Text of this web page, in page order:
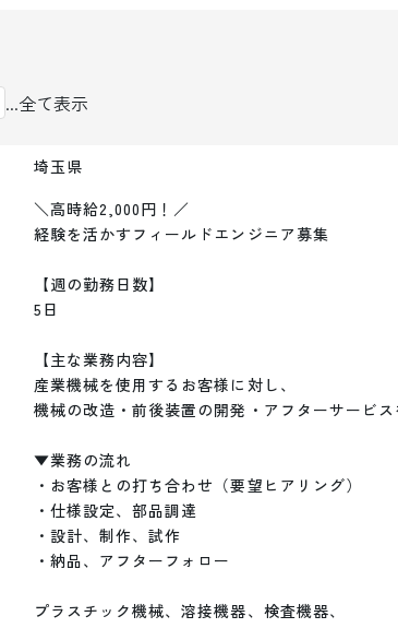
...全て表示
埼玉県
＼高時給2,000円！／
経験を活かすフィールドエンジニア募集
【週の勤務日数】
5日
【主な業務内容】
産業機械を使用するお客様に対し、
機械の改造・前後装置の開発・アフターサービ
▼業務の流れ
・お客様との打ち合わせ（要望ヒアリング）
・仕様設定、部品調達
・設計、制作、試作
・納品、アフターフォロー
プラスチック機械、溶接機器、検査機器、